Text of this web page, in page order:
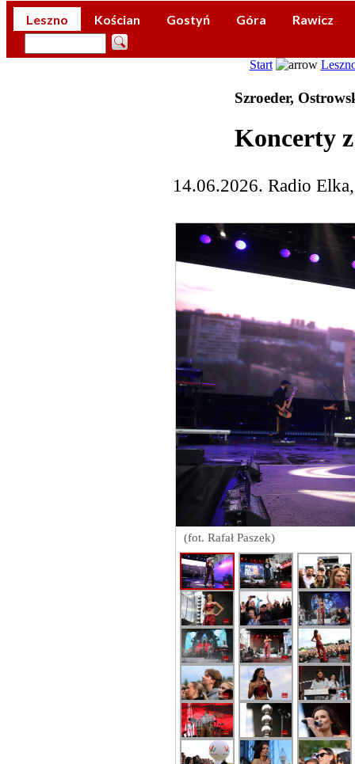
Leszno Kościan Gostyń Góra Rawicz
Start
Szroeder,
Koncerty
14.06.2026. Radio
(fot. Rafał Paszek)